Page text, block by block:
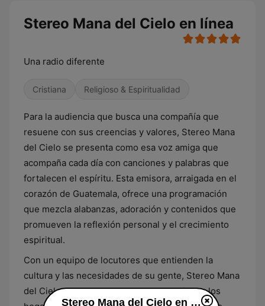
Stereo Mana del Cielo en línea
Una radio diferente
Cristiana Religioso & Espiritualidad
Para la audiencia que busca una compañía que
resuene con sus creencias y valores, Stereo Mana
del Cielo se presenta como esa voz amiga que
acompaña cada día con canciones y palabras que
fortalecen el espíritu. Esta emisora, arraigada en el
corazón de Guatemala, ofrece una programación
que mezcla alabanzas, adoración y contenidos que
promueven la reflexión personal y el crecimiento
espiritual.
Con un equipo de locutores que entienden la
cultura y las necesidades de su gente, Stereo Mana
del Cielo se ha ganado un lugar especial en los
Stereo Mana del Cielo en línea